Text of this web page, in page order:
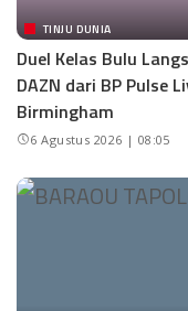
TINJU DUNIA
Duel Kelas Bulu
DAZN dari BP Pulse
Birmingham
6 Agustus 2026 | 08:05